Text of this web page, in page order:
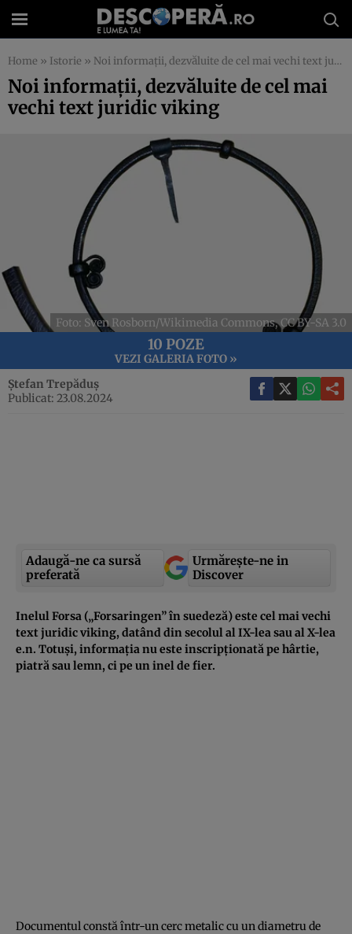
Home » Istorie » Noi informații, dezvăluite de cel mai vechi text juridic viking
Noi informații, dezvăluite de cel mai
vechi text juridic viking
Foto: Sven Rosborn/Wikimedia Commons, CC BY-SA 3.0
10 POZE
VEZI GALERIA FOTO »
Ștefan Trepăduș
Publicat: 23.08.2024
Adaugă-ne ca sursă
preferată
Urmărește-ne in
Discover
Inelul Forsa („Forsaringen” în suedeză) este cel mai vechi
text juridic viking, datând din secolul al IX-lea sau al X-lea
e.n. Totuși, informația nu este inscripționată pe hârtie,
piatră sau lemn, ci pe un inel de fier.
Documentul constă într-un cerc metalic cu un diametru de